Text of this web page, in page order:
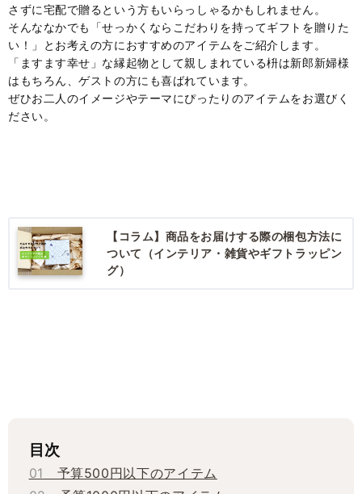
さずに宅配で贈るという方もいらっしゃるかもしれません。
そんななかでも「せっかくならこだわりを持ってギフトを贈りた
い！」とお考えの方におすすめのアイテムをご紹介します。
「ますます幸せ」な縁起物として親しまれている枡は新郎新婦様
はもちろん、ゲストの方にも喜ばれています。
ぜひお二人のイメージやテーマにぴったりのアイテムをお選びく
ださい。
【コラム】商品をお届けする際の梱包方法に
ついて（インテリア・雑貨やギフトラッピン
グ）
目次
01 予算500円以下のアイテム